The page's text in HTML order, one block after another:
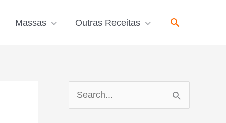
Massas Outras Receitas Pesquisar
e